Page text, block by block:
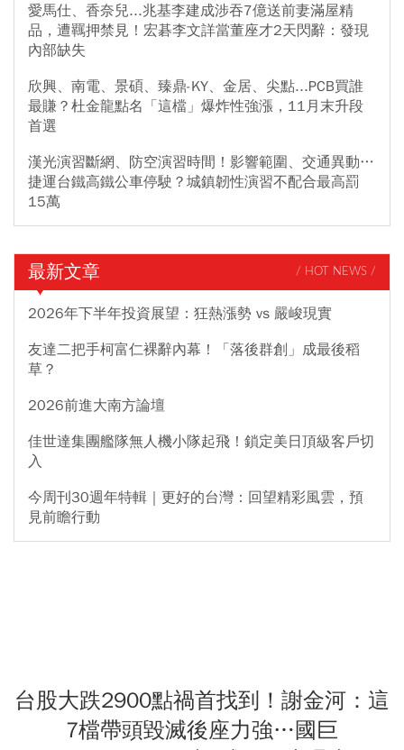
愛馬仕、香奈兒...兆基李建成涉吞7億送前妻滿屋精
品，遭羈押禁見！宏碁李文詳當董座才2天閃辭：發現
內部缺失
欣興、南電、景碩、臻鼎-KY、金居、尖點...PCB買誰
最賺？杜金龍點名「這檔」爆炸性強漲，11月末升段
首選
漢光演習斷網、防空演習時間！影響範圍、交通異動…
捷運台鐵高鐵公車停駛？城鎮韌性演習不配合最高罰
15萬
最新文章 / HOT NEWS /
2026年下半年投資展望：狂熱漲勢 vs 嚴峻現實
友達二把手柯富仁裸辭內幕！「落後群創」成最後稻
草？
2026前進大南方論壇
佳世達集團艦隊無人機小隊起飛！鎖定美日頂級客戶切
入
今周刊30週年特輯｜更好的台灣：回望精彩風雲，預
見前瞻行動
台股大跌2900點禍首找到！謝金河：這
7檔帶頭毀滅後座力強…國巨